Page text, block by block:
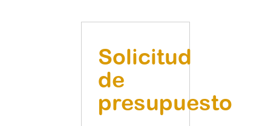
Solicitud
de
presupuesto